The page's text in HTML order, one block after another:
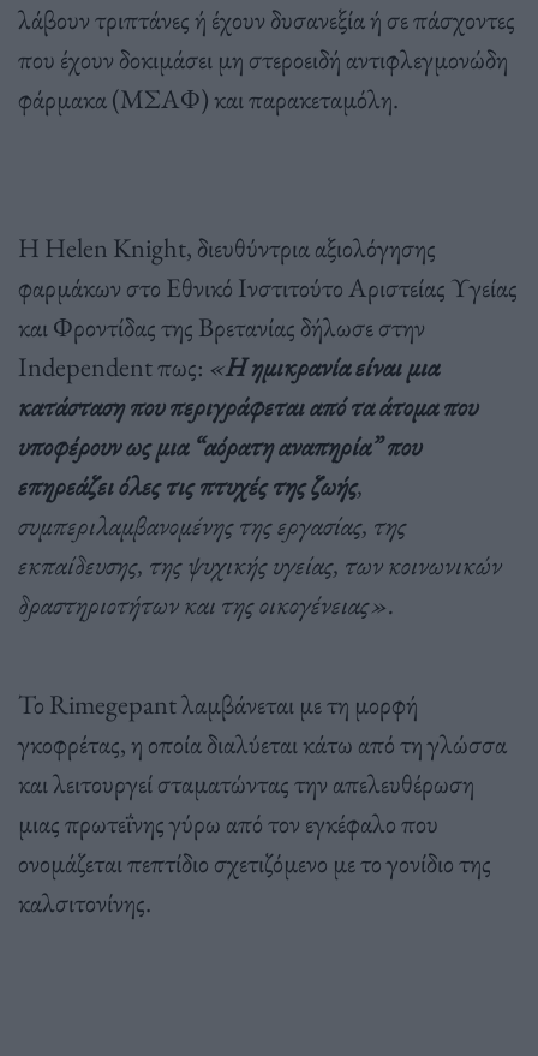
λάβουν τριπτάνες ή έχουν δυσανεξία ή σε πάσχοντες
που έχουν δοκιμάσει μη στεροειδή αντιφλεγμονώδη
φάρμακα (ΜΣΑΦ) και παρακεταμόλη.
Η Helen Knight, διευθύντρια αξιολόγησης
φαρμάκων στο Εθνικό Ινστιτούτο Αριστείας Υγείας
και Φροντίδας της Βρετανίας δήλωσε στην
Independent πως: «Η ημικρανία είναι μια
κατάσταση που περιγράφεται από τα άτομα που
υποφέρουν ως μια “αόρατη αναπηρία” που
επηρεάζει όλες τις πτυχές της ζωής,
συμπεριλαμβανομένης της εργασίας, της
εκπαίδευσης, της ψυχικής υγείας, των κοινωνικών
δραστηριοτήτων και της οικογένειας».
Το Rimegepant λαμβάνεται με τη μορφή
γκοφρέτας, η οποία διαλύεται κάτω από τη γλώσσα
και λειτουργεί σταματώντας την απελευθέρωση
μιας πρωτεΐνης γύρω από τον εγκέφαλο που
ονομάζεται πεπτίδιο σχετιζόμενο με το γονίδιο της
καλσιτονίνης.